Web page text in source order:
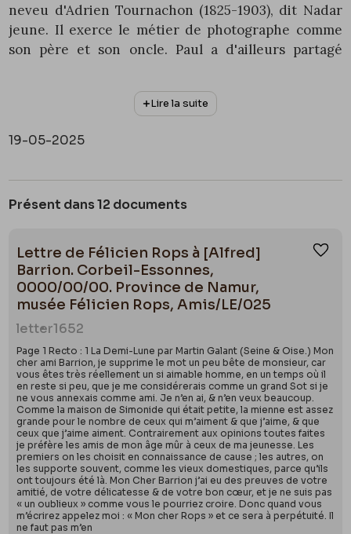
neveu d'Adrien Tournachon (1825-1903), dit Nadar
jeune. Il exerce le métier de photographe comme
son père et son oncle. Paul a d'ailleurs partagé
avant 1895, lorsque son père lui cède le bail
commercial de l'affaire familiale, suite à l'attaque
1909).
Il existe entre père et fils des divergences
artistiques. Tandis que Félix privilégie les poses
fantaisiste de la photographie. Paul utilise parfois
des trucages et s'intéresse davantage aux gens du
spectacle. Son père lui a donné l'autorisation
d'utiliser le pseudonyme Nadar ; mais Paul y ajoute
son prénom alors que son père l'utilisait seul.
Le 24 juin 1894, Paul Nadar épouse Élisabeth Marie
Degrandi (1859-1945), une actrice pensionnaire du
théâtre national de l'Opéra-comique de Paris.
Selon une lettre de Félicien Rops écrite à Nadar
(voir n°éd. 1663), Paul aurait proposé au graveur de
réaliser son portrait ainsi que celui de sa famille
(sœurs Duluc et probablement Claire Demolder
(1871-1944).
Lire la suite
19-05-2025
Présent dans 12 documents
Lettre de Félicien Rops à [Alfred]
Barrion. Corbeil-Essonnes,
0000/00/00. Province de Namur,
musée Félicien Rops, Amis/LE/025
letter1652
Page 1 Recto : 1 La Demi-Lune par Martin Galant (Seine & Oise.) Mon
cher ami Barrion, je supprime le mot un peu bête de monsieur, car
vous êtes très réellement un si aimable homme, en un temps où il
en reste si peu, que je me considérerais comme un grand Sot si je
ne vous annexais comme ami. Je n’en ai, & n’en veux beaucoup.
Comme la maison de Simonide qui était petite, la mienne est assez
grande pour le nombre de ceux qui m’aiment & que j’aime, & que
ceux que j’aime aiment. Contrairement aux opinions toutes faites
je préfère les amis de mon âge mûr à ceux de ma jeunesse. Les
premiers on les choisit en connaissance de cause ; les autres, on
les supporte souvent, comme les vieux domestiques, parce qu’ils
ont toujours été là. Mon Cher Barrion j’ai eu des preuves de votre
amitié, de votre délicatesse & de votre bon cœur, et je ne suis pas
« un oublieux » comme vous le pourriez croire. Donc quand vous
m’écrirez appelez moi : « Mon cher Rops » et ce sera à perpétuité. Il
ne faut pas m’en